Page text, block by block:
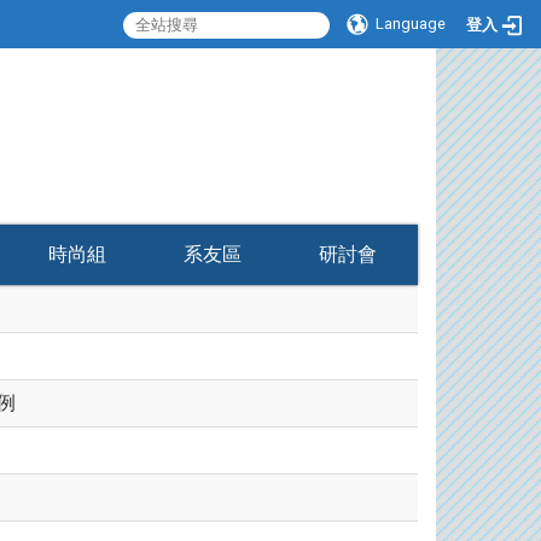
Language 登入
時尚組 系友區 研討會